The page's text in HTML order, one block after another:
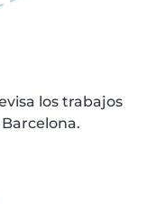
los trabajos